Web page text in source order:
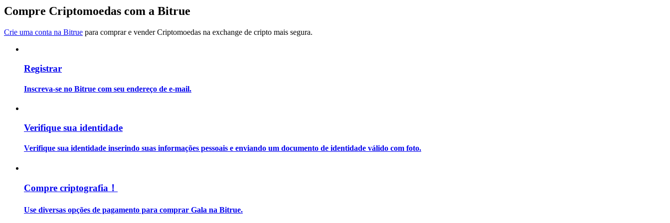
Torne-se um Trader de Cópias
Informação
Análise de big data, incluindo informações comerciais, etc.
Compre Criptomoedas com a Bitrue
Crie uma conta na Bitrue para comprar e vender Criptomoedas na exchange de cripto mais segura.
Registrar
Inscreva-se no Bitrue com seu endereço de e-mail.
Verifique sua identidade
Verifique sua identidade inserindo suas informações pessoais e enviando um documento de identidade válido com foto.
Compre criptografia！
Use diversas opções de pagamento para comprar Gala na Bitrue.